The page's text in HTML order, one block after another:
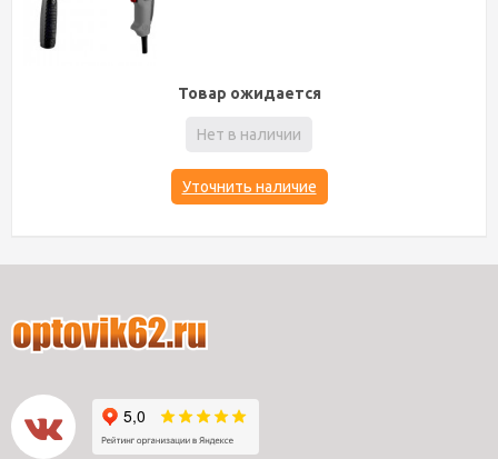
Товар ожидается
Нет в наличии
Уточнить наличие